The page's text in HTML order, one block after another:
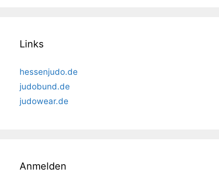
Links
hessenjudo.de
judobund.de
judowear.de
Anmelden